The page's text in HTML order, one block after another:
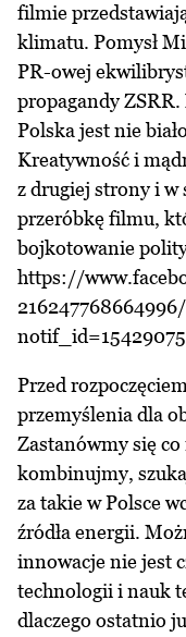
filmie
klimatu. Pomysł
PR-owej
propagandy
Polska jest nie
Kreatywność i
z drugiej strony i w
przeróbkę filmu,
bojkotowanie
https://
Przed
przemyślenia dla
Zastanówmy się
kombinujmy,
za takie w Polsce
źródła energii.
innowacje nie jest
technologii i nauk
dlaczego ostatnio